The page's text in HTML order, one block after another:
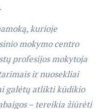
kurioje
mokymo centro
profesijos mokytoja
ir nuosekliai
galėtų atlikti kūdikio
– tereikia žiūrėti